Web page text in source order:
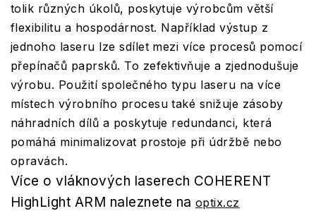
tolik různých úkolů, poskytuje výrobcům větší
flexibilitu a hospodárnost. Například výstup z
jednoho laseru lze sdílet mezi více procesů pomocí
přepínačů paprsků. To zefektivňuje a zjednodušuje
výrobu. Použití společného typu laseru na více
místech výrobního procesu také snižuje zásoby
náhradních dílů a poskytuje redundanci, která
pomáhá minimalizovat prostoje při údržbě nebo
opravách.
Více o vláknových laserech COHERENT
HighLight ARM naleznete na optix.cz